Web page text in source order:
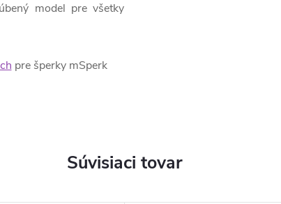
model pre všetky
pre šperky mSperk
Súvisiaci tovar